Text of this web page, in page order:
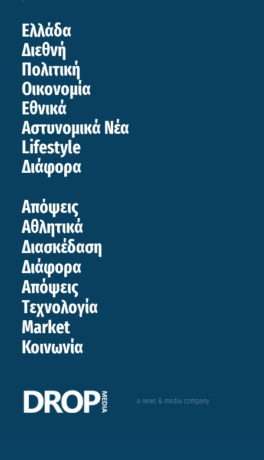
Ελλάδα
Διεθνή
Πολιτική
Οικονομία
Εθνικά
Αστυνομικά Νέα
Lifestyle
Διάφορα
Απόψεις
Αθλητικά
Διασκέδαση
Διάφορα
Απόψεις
Τεχνολογία
Market
Κοινωνία
a news & media company